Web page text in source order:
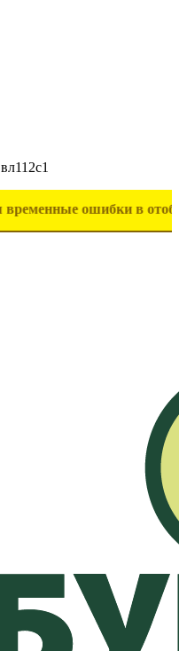
ошибки в отображении